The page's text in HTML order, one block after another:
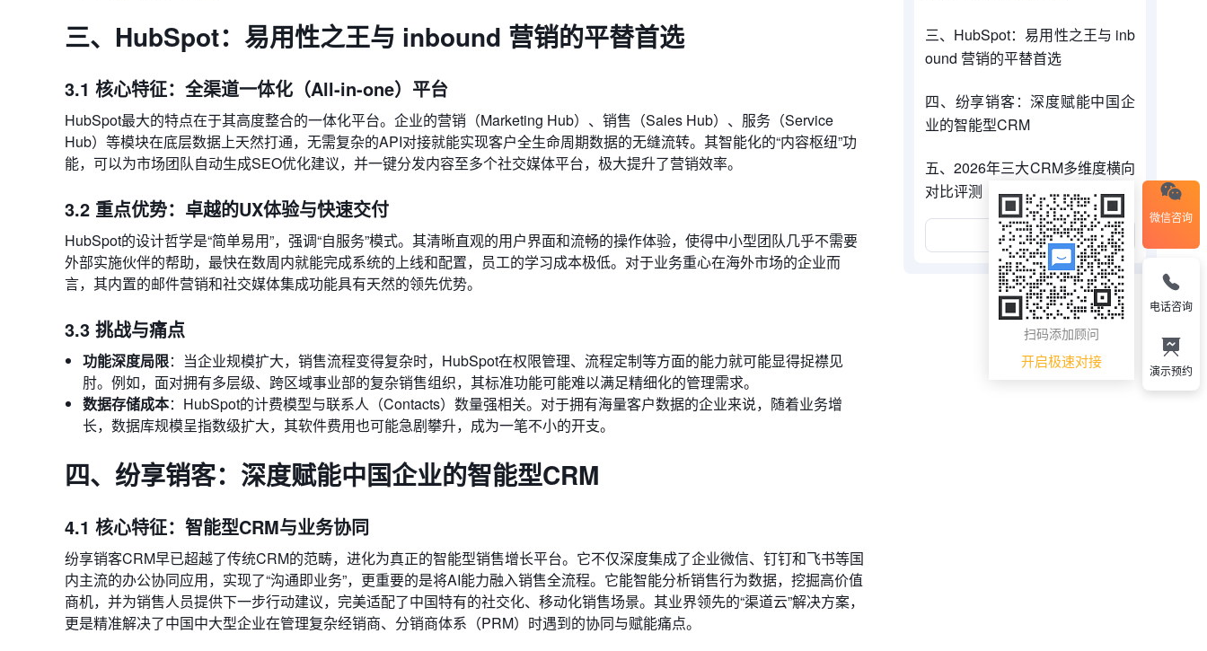
三、HubSpot：易用性之王与 inbound 营销的平替首选
3.1 核心特征：全渠道一体化（All-in-one）平台
HubSpot最大的特点在于其高度整合的一体化平台。企业的营销（Marketing Hub）、销售（Sales Hub）、服务（Service
Hub）等模块在底层数据上天然打通，无需复杂的API对接就能实现客户全生命周期数据的无缝流转。其智能化的“内容枢纽”功
能，可以为市场团队自动生成SEO优化建议，并一键分发内容至多个社交媒体平台，极大提升了营销效率。
3.2 重点优势：卓越的UX体验与快速交付
HubSpot的设计哲学是“简单易用”，强调“自服务”模式。其清晰直观的用户界面和流畅的操作体验，使得中小型团队几乎不需要
外部实施伙伴的帮助，最快在数周内就能完成系统的上线和配置，员工的学习成本极低。对于业务重心在海外市场的企业而
言，其内置的邮件营销和社交媒体集成功能具有天然的领先优势。
3.3 挑战与痛点
功能深度局限：当企业规模扩大，销售流程变得复杂时，HubSpot在权限管理、流程定制等方面的能力就可能显得捉襟见
肘。例如，面对拥有多层级、跨区域事业部的复杂销售组织，其标准功能可能难以满足精细化的管理需求。
数据存储成本：HubSpot的计费模型与联系人（Contacts）数量强相关。对于拥有海量客户数据的企业来说，随着业务增
长，数据库规模呈指数级扩大，其软件费用也可能急剧攀升，成为一笔不小的开支。
四、纷享销客：深度赋能中国企业的智能型CRM
4.1 核心特征：智能型CRM与业务协同
纷享销客CRM早已超越了传统CRM的范畴，进化为真正的智能型销售增长平台。它不仅深度集成了企业微信、钉钉和飞书等国
内主流的办公协同应用，实现了“沟通即业务”，更重要的是将AI能力融入销售全流程。它能智能分析销售行为数据，挖掘高价值
商机，并为销售人员提供下一步行动建议，完美适配了中国特有的社交化、移动化销售场景。其业界领先的“渠道云”解决方案，
更是精准解决了中国中大型企业在管理复杂经销商、分销商体系（PRM）时遇到的协同与赋能痛点。
三、HubSpot：易用性之王与 inb
ound 营销的平替首选
四、纷享销客：深度赋能中国企
业的智能型CRM
五、2026年三大CRM多维度横向
对比评测
展开更多
微信咨询
扫码添加顾问
开启极速对接
电话咨询
演示预约